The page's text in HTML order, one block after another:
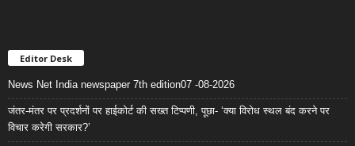
Editor Desk
News Net India newspaper 7th edition07 -08-2026
जंतर-मंतर पर प्रदर्शनों पर हाईकोर्ट की सख्त टिप्पणी, पूछा- ‘क्या विरोध स्थल बंद करने पर
विचार करेगी सरकार?’